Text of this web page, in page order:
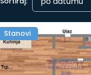
Stanovi